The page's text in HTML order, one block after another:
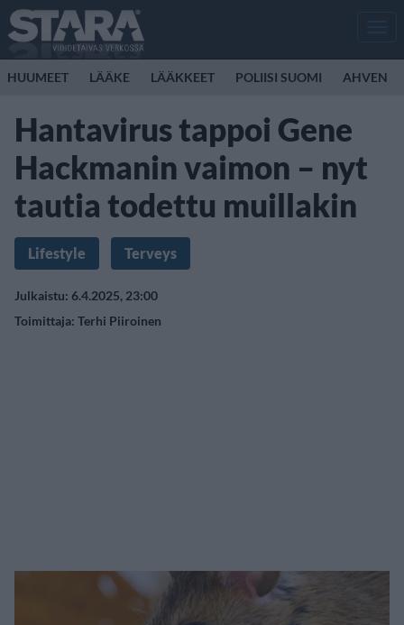
HUUMEET LÄÄKE LÄÄKKEET POLIISI SUOMI AHVEN
Hantavirus tappoi Gene
Hackmanin vaimon – nyt
tautia todettu muillakin
Lifestyle Terveys
Julkaistu: 6.4.2025, 23:00
Toimittaja: Terhi Piiroinen